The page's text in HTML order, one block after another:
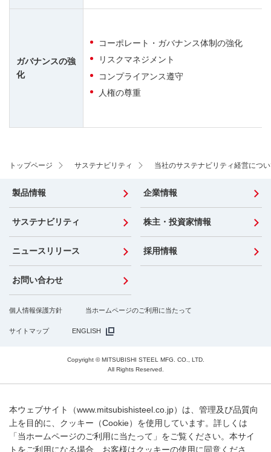
ガバナンスの強
化
コーポレート・ガバナンス体制の強化
リスクマネジメント
コンプライアンス遵守
人権の尊重
トップページ サステナビリティ 当社のサステナビリティ経営につ
製品情報 企業情報
サステナビリティ 株主・投資家情報
ニュースリリース 採用情報
お問い合わせ
個人情報保護方針 当ホームページのご利用に当たって
サイトマップ ENGLISH
Copyright © MITSUBISHI STEEL MFG. CO., LTD.
All Rights Reserved.
本ウェブサイト（www.mitsubishisteel.co.jp）は、管理及び品質向
上を目的に、クッキー（Cookie）を使用しています。詳しくは
「当ホームページのご利用に当たって」をご覧ください。本サイ
トをご利用になる場合、お客様はクッキーの使用に同意くださ